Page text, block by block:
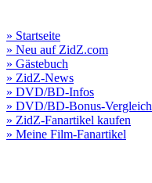
» Startseite
» Neu auf ZidZ.com
» Gästebuch
» ZidZ-News
» DVD/BD-Infos
» DVD/BD-Bonus-Vergleich
» ZidZ-Fanartikel kaufen
» Meine Film-Fanartikel